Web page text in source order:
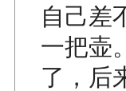
自己差
一把壶
了，后